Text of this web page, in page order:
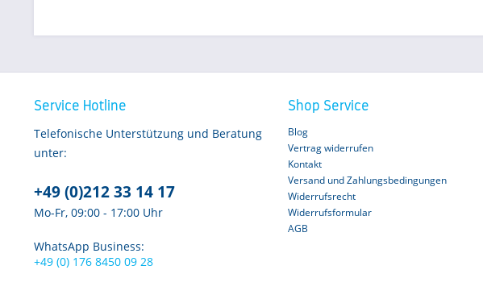
Service Hotline
Telefonische Unterstützung und Beratung
unter:
+49 (0)212 33 14 17
Mo-Fr, 09:00 - 17:00 Uhr
WhatsApp Business:
+49 (0) 176 8450 09 28
Shop Service
Blog
Vertrag widerrufen
Kontakt
Versand und Zahlungsbedingungen
Widerrufsrecht
Widerrufsformular
AGB